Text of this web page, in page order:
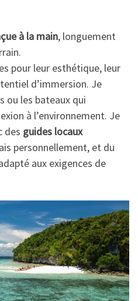
à la main, longuement
pour leur esthétique, leur
d’immersion. Je
ou les bateaux qui
à l’environnement. Je
des guides locaux
personnellement, et du
aux exigences de